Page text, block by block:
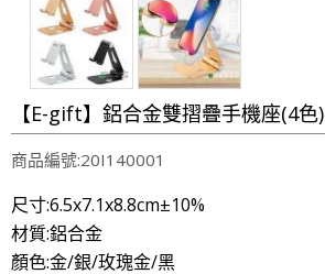
【E-gift】鋁合金雙摺疊手機座(4色)
商品編號:20I140001
尺寸:6.5x7.1x8.8cm±10%
材質:鋁合金
顏色:金/銀/玫瑰金/黑